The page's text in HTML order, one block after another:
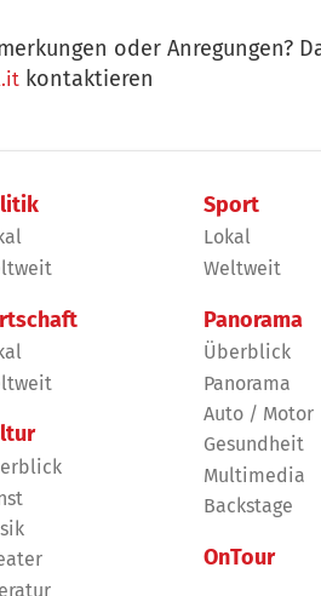
oder Anregungen?
kontaktieren
Sport
Lokal
Weltweit
Panorama
Überblick
Panorama
Auto / Motor
Gesundheit
Multimedia
Backstage
OnTour